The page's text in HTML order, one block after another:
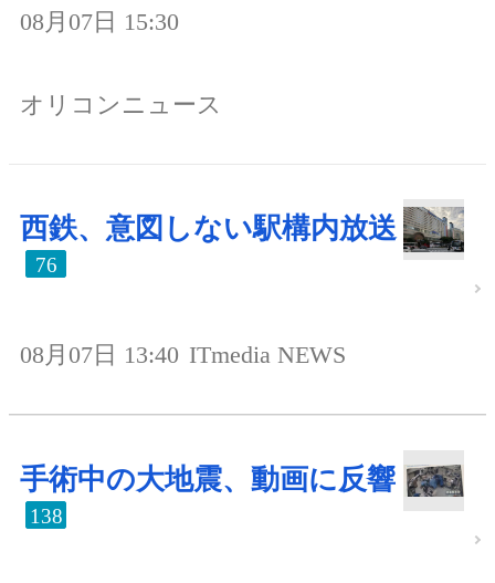
08月07日 15:30
オリコンニュース
西鉄、意図しない駅構内放送
76
08月07日 13:40 ITmedia NEWS
手術中の大地震、動画に反響
138